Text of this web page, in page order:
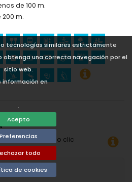
tecnologías similares estrictamente
obtenga una correcta navegación por el
sitio web.
información en
.
Acepto
Preferencias
todo
de cookies
de 100 m.
m.
alquiler haciendo clic
deseadas!